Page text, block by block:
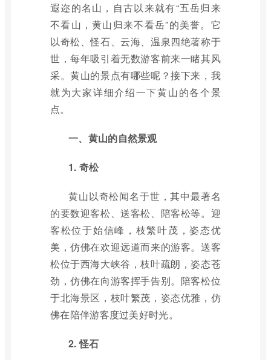
遐迩的名山，自古以来就有“五岳归来
不看山，黄山归来不看岳”的美誉。它
以奇松、怪石、云海、温泉四绝著称于
世，每年吸引着无数游客前来一睹其风
采。黄山的景点有哪些呢？接下来，我
就为大家详细介绍一下黄山的各个景
点。
一、黄山的自然景观
1. 奇松
黄山以奇松闻名于世，其中最著名
的要数迎客松、送客松、陪客松等。迎
客松位于始信峰，枝繁叶茂，姿态优
美，仿佛在欢迎远道而来的游客。送客
松位于西海大峡谷，枝叶疏朗，姿态苍
劲，仿佛在向游客挥手告别。陪客松位
于北海景区，枝叶繁茂，姿态优雅，仿
佛在陪伴游客度过美好时光。
2. 怪石